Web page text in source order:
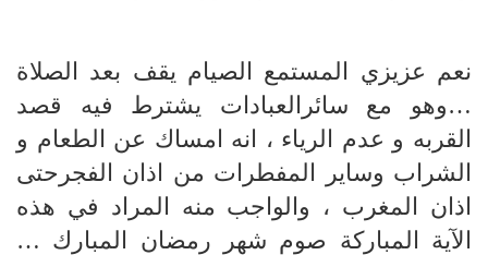
نعم عزيزي المستمع الصيام يقف بعد الصلاة
…وهو مع سائرالعبادات يشترط فيه قصد
القربه و عدم الرياء ، انه امساك عن الطعام و
الشراب وساير المفطرات من اذان الفجرحتى
اذان المغرب ، والواجب منه المراد في هذه
الآية المباركة صوم شهر رمضان المبارك …